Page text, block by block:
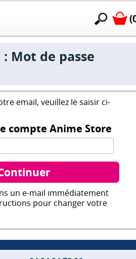
Mot de passe
email, veuillez le saisir ci-
compte Anime Store
un e-mail immédiatement
pour changer votre